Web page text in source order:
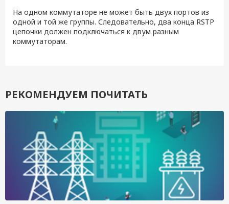
На одном коммутаторе не может быть двух портов из
одной и той же группы. Следовательно, два конца RSTP
цепочки должен подключаться к двум разным
коммутаторам.
РЕКОМЕНДУЕМ ПОЧИТАТЬ